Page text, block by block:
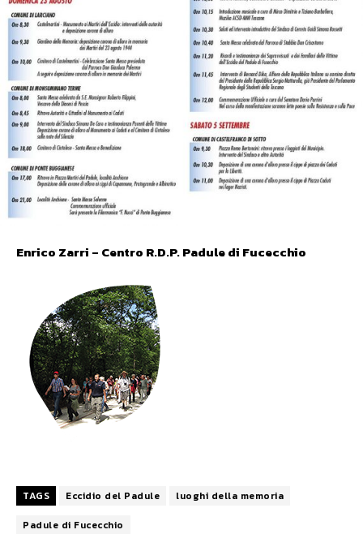
Enrico Zarri – Centro R.D.P. Padule di Fucecchio
TAGS Eccidio del Padule
luoghi della memoria
Padule di Fucecchio